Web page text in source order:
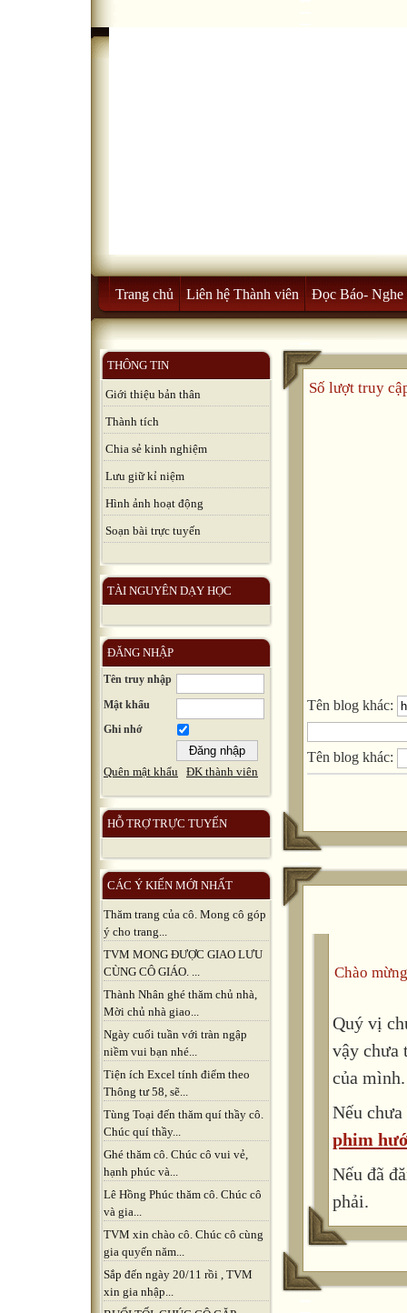
Trang chủ Liên hệ Thành viên Đọc Báo- Nghe
THÔNG TIN
Giới thiệu bản thân
Thành tích
Chia sẻ kinh nghiệm
Lưu giữ kỉ niệm
Hình ảnh hoạt động
Soạn bài trực tuyến
TÀI NGUYÊN DẠY HỌC
ĐĂNG NHẬP
Tên truy nhập
Mật khẩu
Ghi nhớ
Quên mật khẩu ĐK thành viên
HỖ TRỢ TRỰC TUYẾN
CÁC Ý KIẾN MỚI NHẤT
Thăm trang của cô. Mong cô góp
ý cho trang...
TVM MONG ĐƯỢC GIAO LƯU
CÙNG CÔ GIÁO. ...
Thành Nhân ghé thăm chủ nhà,
Mời chủ nhà giao...
Ngày cuối tuần với tràn ngập
niềm vui bạn nhé...
Tiện ích Excel tính điểm theo
Thông tư 58, sẽ...
Tùng Toại đến thăm quí thầy cô.
Chúc quí thầy...
Ghé thăm cô. Chúc cô vui vẻ,
hạnh phúc và...
Lê Hồng Phúc thăm cô. Chúc cô
và gia...
TVM xin chào cô. Chúc cô cùng
gia quyến năm...
Sắp đến ngày 20/11 rồi , TVM
xin gia nhập...
Số lượt truy
Tên blog khác:
Tên blog khác:
Chào
Quý vị
vậy chưa
của mình.
Nếu
phim
Nếu đã
phải.